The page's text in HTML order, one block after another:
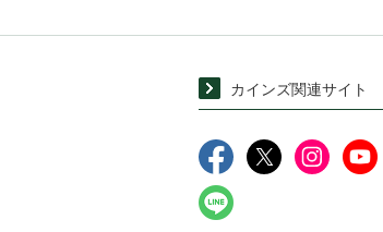
カインズ関連サイト